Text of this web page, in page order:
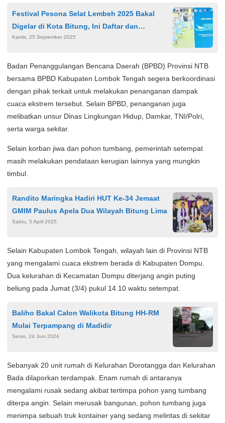
Festival Pesona Selat Lembeh 2025 Bakal
Digelar di Kota Bitung, Ini Daftar dan
Tanggalnya
Kamis, 25 September 2025
Badan Penanggulangan Bencana Daerah (BPBD) Provinsi NTB
bersama BPBD Kabupaten Lombok Tengah segera berkoordinasi
dengan pihak terkait untuk melakukan penanganan dampak
cuaca ekstrem tersebut. Selain BPBD, penanganan juga
melibatkan unsur Dinas Lingkungan Hidup, Damkar, TNI/Polri,
serta warga sekitar.
Selain korban jiwa dan pohon tumbang, pemerintah setempat
masih melakukan pendataan kerugian lainnya yang mungkin
timbul.
Randito Maringka Hadiri HUT Ke-34 Jemaat
GMIM Paulus Apela Dua Wilayah Bitung Lima
Sabtu, 5 April 2025
Selain Kabupaten Lombok Tengah, wilayah lain di Provinsi NTB
yang mengalami cuaca ekstrem berada di Kabupaten Dompu.
Dua kelurahan di Kecamatan Dompu diterjang angin puting
beliung pada Jumat (3/4) pukul 14.10 waktu setempat.
Baliho Bakal Calon Walikota Bitung HH-RM
Mulai Terpampang di Madidir
Senin, 24 Juni 2024
Sebanyak 20 unit rumah di Kelurahan Dorotangga dan Kelurahan
Bada dilaporkan terdampak. Enam rumah di antaranya
mengalami rusak sedang akibat tertimpa pohon yang tumbang
diterpa angin. Selain merusak bangunan, pohon tumbang juga
menimpa sebuah truk kontainer yang sedang melintas di sekitar